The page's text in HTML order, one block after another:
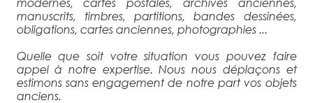
manuscrits, timbres, partitions, bandes dessinées,
obligations, cartes anciennes, photographies ...
Quelle que soit votre situation vous pouvez faire
appel à notre expertise. Nous nous déplaçons et
estimons sans engagement de notre part vos objets
anciens.